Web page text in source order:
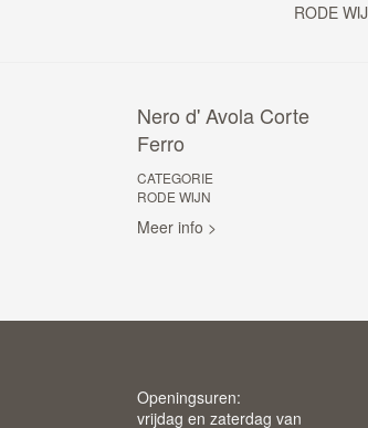
RODE
Nero d' Avola Corte
Ferro
CATEGORIE
RODE WIJN
Meer info >
Openingsuren:
vrijdag en zaterdag van